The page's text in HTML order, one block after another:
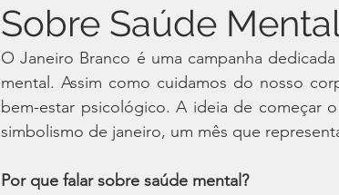
Sobre Saúde
O Janeiro Branco é uma campanha
mental. Assim como cuidamos do nosso
bem-estar psicológico. A ideia de começar
simbolismo de janeiro, um mês que
Por que falar sobre saúde mental?